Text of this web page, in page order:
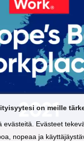
on meille
evästeitä. Evästeet
nopeaa ja